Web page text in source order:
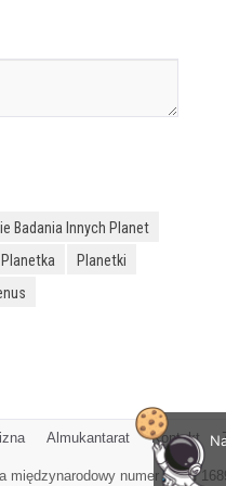
Badania Innych Planet
Planetka
Planetki
Almukantarat Kontakt
numer ISSN